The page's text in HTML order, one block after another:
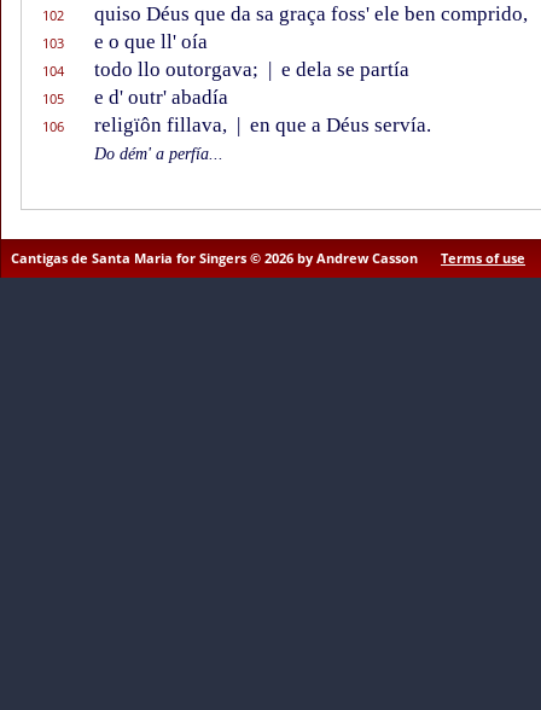
102 quiso Déus que da sa graça foss' ele ben comprido,
103 e o que ll' oía
104 todo llo outorgava; | e dela se partía
105 e d' outr' abadía
106 religïôn fillava, | en que a Déus servía.
Do dém' a perfía...
Cantigas de Santa Maria for Singers © 2026 by Andrew Casson Terms of use